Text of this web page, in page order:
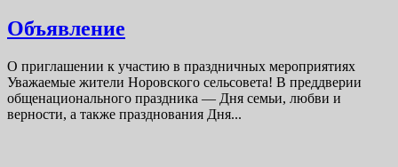
Объявление
О приглашении к участию в праздничных мероприятиях
Уважаемые жители Норовского сельсовета! В преддверии
общенационального праздника — Дня семьи, любви и
верности, а также празднования Дня...